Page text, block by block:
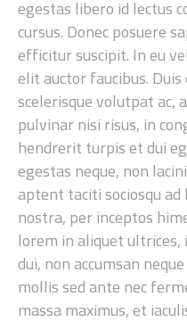
egestas libero id lectus
cursus. Donec posuere
efficitur suscipit. In eu
elit auctor faucibus.
scelerisque volutpat ac,
pulvinar nisi risus, in
hendrerit turpis et dui
egestas neque, non
aptent taciti sociosqu
nostra, per inceptos
lorem in aliquet
dui, non accumsan
mollis sed ante nec
massa maximus, et